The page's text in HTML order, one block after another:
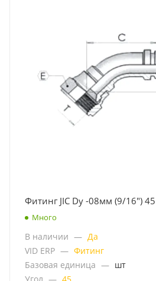
Фитинг JIC Dу -08мм (9/16") 45
Много
В наличии — Да
VID ERP — Фитинг
Базовая единица — шт